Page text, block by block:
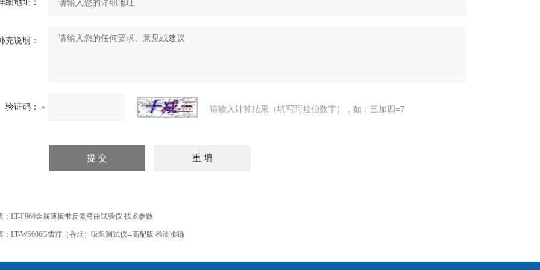
细地址：
充说明：
验证码： 请输入计算结果（填写阿拉伯数字），如：三加四=7
： LT-F960金属薄板带反复弯曲试验仪 技术参数
： LT-WS006G雪茄（香烟）吸阻测试仪--高配版 检测准确